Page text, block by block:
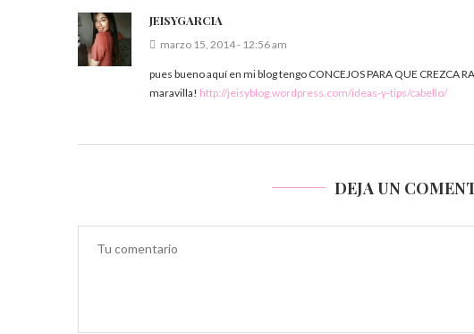
JEISYGARCIA
marzo 15, 2014 - 12:56 am
pues bueno aquí en mi blog tengo CONCEJOS PARA QUE CREZCA
maravilla! http://jeisyblog.wordpress.com/ideas-y-tips/cabello/
DEJA UN